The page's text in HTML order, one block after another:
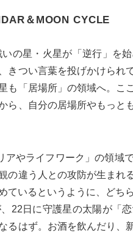
＆MOON CYCLE
の星・火星が「逆行」を
きつい言葉を投げかけられ
も「居場所」の領域へ。こ
ら、自分の居場所やもっと
アやライフワーク」の領域
の違う人との攻防が生まれ
ているというように、どち
22日に守護星の太陽が「
るはず。お酒を飲んだり、